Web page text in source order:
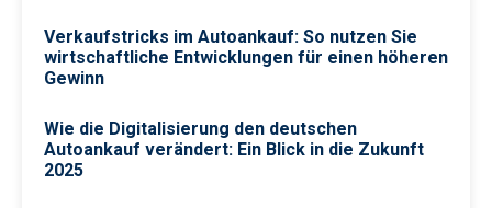
Verkaufstricks im Autoankauf: So nutzen Sie
wirtschaftliche Entwicklungen für einen höheren
Gewinn
Wie die Digitalisierung den deutschen
Autoankauf verändert: Ein Blick in die Zukunft
2025